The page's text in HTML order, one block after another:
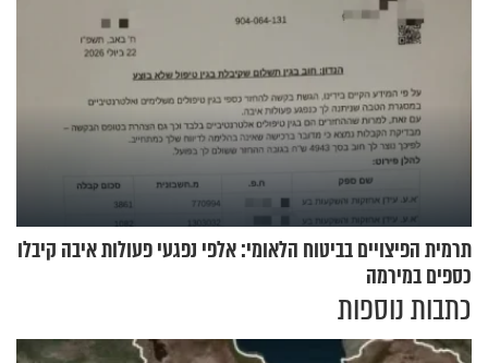
תרמית הפיצויים בביטוח הלאומי: אלפי נפגעי פעולות איבה קיבלו
כספים במירמה
כתבות נוספות